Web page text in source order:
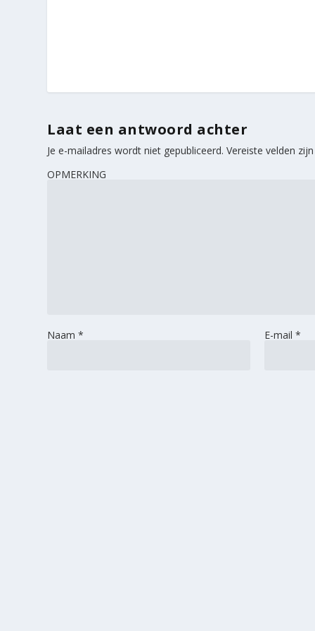
Laat een antwoord achter
Je e-mailadres wordt niet gepubliceerd. Vereiste velden
OPMERKING
Naam* E-mail *